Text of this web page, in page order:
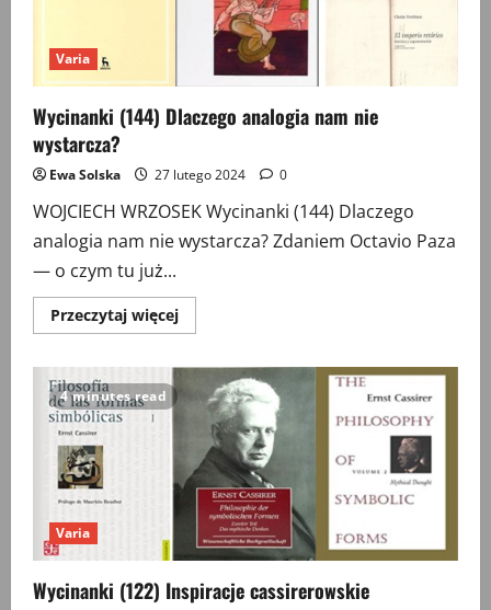
Varia
Wycinanki (144) Dlaczego analogia nam nie
wystarcza?
Ewa Solska 27 lutego 2024 0
WOJCIECH WRZOSEK Wycinanki (144) Dlaczego
analogia nam nie wystarcza? Zdaniem Octavio Paza
— o czym tu już...
Przeczytaj więcejPrzeczytaj
więcej
Dlaczego
analogia
wystarcza?
4 minutes read
Varia
Wycinanki (122) Inspiracje cassirerowskie